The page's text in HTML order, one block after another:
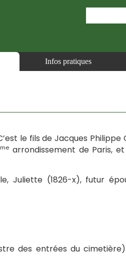
Infos pratiques
le fils de Jacques Philippe
arrondissement de Paris,
Juliette (1826-x), futur
des entrées du